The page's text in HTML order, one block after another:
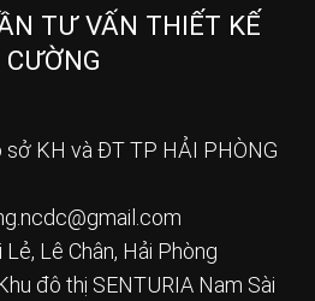
TƯ VẤN THIẾT KẾ
KH và ĐT TP HẢI PHÒNG
Lê Chân, Hải Phòng
đô thị SENTURIA Nam Sài